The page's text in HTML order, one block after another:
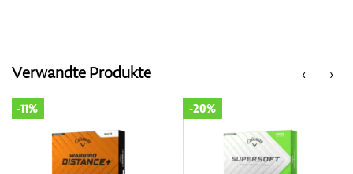
‹
Verwandte Produkte ›
-11% -20%